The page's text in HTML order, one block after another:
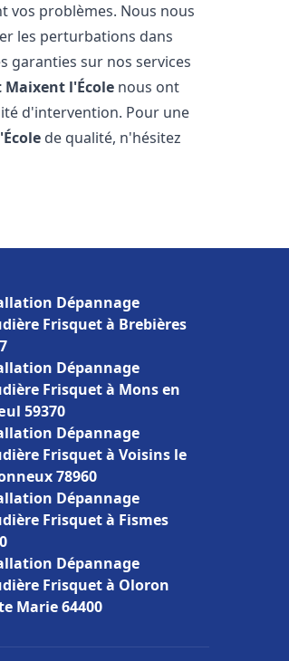
vos problèmes. Nous nous
les perturbations dans
garanties sur nos services
Maixent l'École nous ont
d'intervention. Pour une
de qualité, n'hésitez
Dépannage
Frisquet à Brebières
Dépannage
Frisquet à Mons en
59370
Dépannage
Frisquet à Voisins le
78960
Dépannage
Frisquet à Fismes
Dépannage
Frisquet à Oloron
Marie 64400